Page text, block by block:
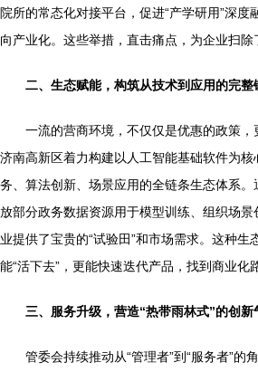
院所的常态化对接平台，促进“产学研用”深度
向产业化。这些举措，直击痛点，为企业扫除
二、生态赋能，构筑从技术到应用的完整
一流的营商环境，不仅仅是优惠的政策，
济南高新区着力构建以人工智能基础软件为
务、算法创新、场景应用的全链条生态体系
放部分政务数据资源用于模型训练、组织场
业提供了宝贵的“试验田”和市场需求。这种生
能“活下去”，更能快速迭代产品，找到商业化
三、服务升级，营造“热带雨林式”的创新
管委会持续推动从“管理者”到“服务者”的